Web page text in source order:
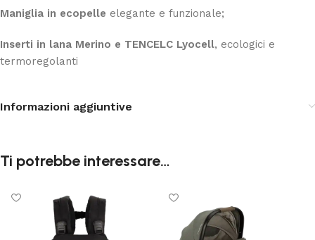
Maniglia in ecopelle elegante e funzionale;
Inserti in lana Merino e TENCELC Lyocell, ecologici e
termoregolanti
Informazioni aggiuntive
Ti potrebbe interessare…